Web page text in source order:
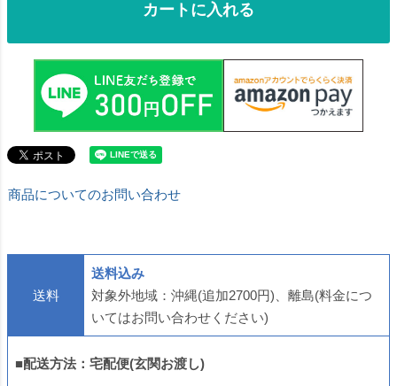
カートに入れる
商品についてのお問い合わせ
送料
送料込み
対象外地域：沖縄(追加2700円)、離島(料金につ
いてはお問い合わせください)
■配送方法：宅配便(玄関お渡し)